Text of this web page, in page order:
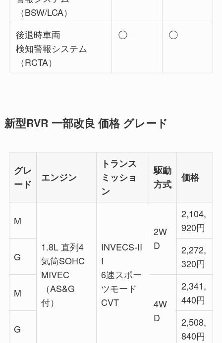
（BSW/LCA）
後退時車両
検知警報システム
（RCTA）
◯ ◯
新型RVR 一部改良 価格 グレード
グレ
ード
エンジン
トランス
ミッショ
ン
駆動
方式
価格
M
1.8L 直列4
気筒SOHC
MIVEC
（AS&G
付）
INVECS-II
I
6速スポー
ツモード
CVT
2W
D
2,104,
920円
G
2,272,
320円
M
4W
D
2,341,
440円
G
2,508,
840円